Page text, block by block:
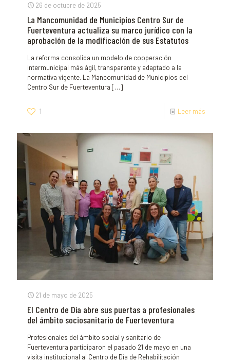
26 de octubre de 2025
La Mancomunidad de Municipios Centro Sur de
Fuerteventura actualiza su marco jurídico con la
aprobación de la modificación de sus Estatutos
La reforma consolida un modelo de cooperación
intermunicipal más ágil, transparente y adaptado a la
normativa vigente. La Mancomunidad de Municipios del
Centro Sur de Fuerteventura […]
1 Leer más
21 de mayo de 2025
El Centro de Día abre sus puertas a profesionales
del ámbito sociosanitario de Fuerteventura
Profesionales del ámbito social y sanitario de
Fuerteventura participaron el pasado 21 de mayo en una
visita institucional al Centro de Día de Rehabilitación